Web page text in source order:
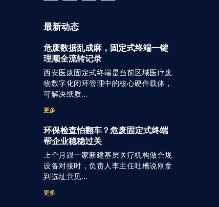
最新动态
危废数据乱成麻，固定式终端一键
理顺全流转记录
西安医废固定式终端是当前区域医疗废
物数字化闭环管理中的核心硬件载体，
可解决纸质…
更多
环保检查怕翻车？危废固定式终端
帮企业稳稳过关
上个月跟一家新建基层医疗机构做合规
设备对接时，负责人李主任吐槽说刚拿
到选址意见…
更多